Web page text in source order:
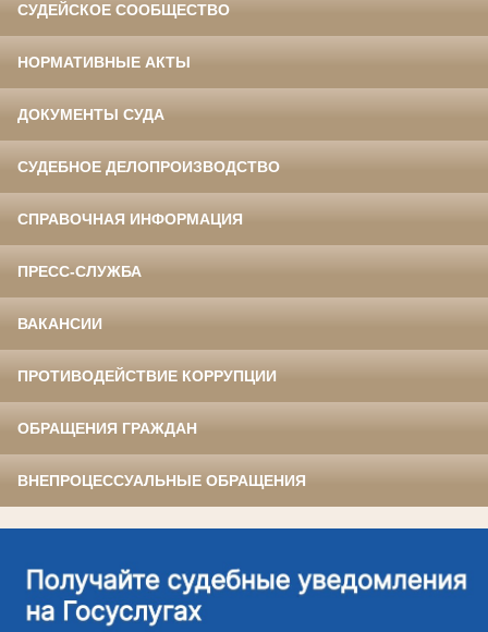
СУДЕЙСКОЕ СООБЩЕСТВО
НОРМАТИВНЫЕ АКТЫ
ДОКУМЕНТЫ СУДА
СУДЕБНОЕ ДЕЛОПРОИЗВОДСТВО
СПРАВОЧНАЯ ИНФОРМАЦИЯ
ПРЕСС-СЛУЖБА
ВАКАНСИИ
ПРОТИВОДЕЙСТВИЕ КОРРУПЦИИ
ОБРАЩЕНИЯ ГРАЖДАН
ВНЕПРОЦЕССУАЛЬНЫЕ ОБРАЩЕНИЯ